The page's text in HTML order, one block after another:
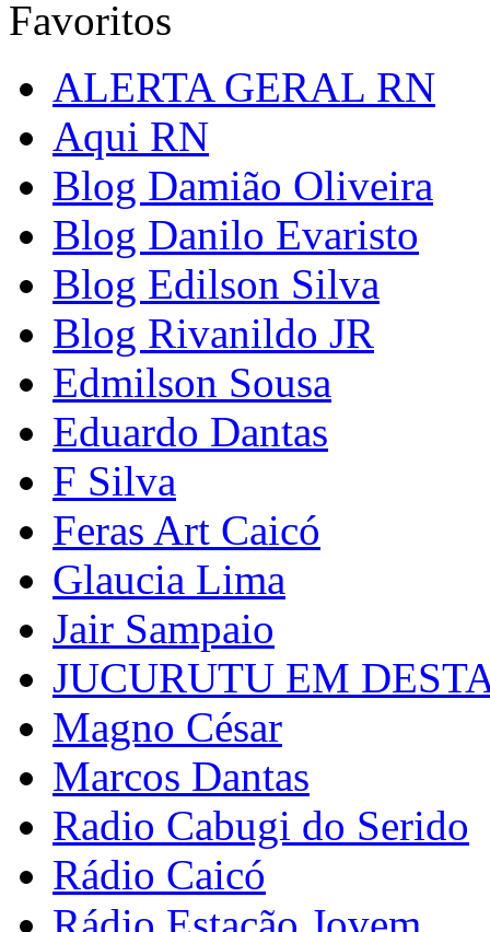
Favoritos
ALERTA GERAL RN
Aqui RN
Blog Damião Oliveira
Blog Danilo Evaristo
Blog Edilson Silva
Blog Rivanildo JR
Edmilson Sousa
Eduardo Dantas
F Silva
Feras Art Caicó
Glaucia Lima
Jair Sampaio
JUCURUTU EM
Magno César
Marcos Dantas
Radio Cabugi do Serido
Rádio Caicó